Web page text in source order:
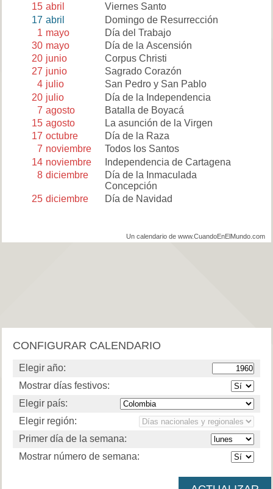
15 abril
Viernes Santo
17 abril
Domingo de Resurrección
1 mayo
Día del Trabajo
30 mayo
Día de la Ascensión
20 junio
Corpus Christi
27 junio
Sagrado Corazón
4 julio
San Pedro y San Pablo
20 julio
Día de la Independencia
7 agosto
Batalla de Boyacá
15 agosto
La asunción de la Virgen
17 octubre
Día de la Raza
7 noviembre
Todos los Santos
14 noviembre
Independencia de Cartagena
8 diciembre
Día de la Inmaculada
Concepción
25 diciembre Día de Navidad
Un calendario de www.CuandoEnElMundo.com
CONFIGURAR CALENDARIO
Elegir año:
Mostrar días festivos:
Elegir país:
Elegir región:
Primer día de la semana:
Mostrar número de semana: